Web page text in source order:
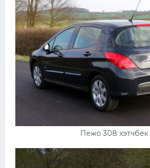
Пежо 308 хэтчбек